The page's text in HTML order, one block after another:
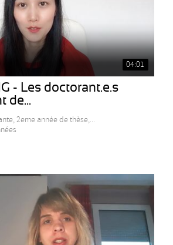
04:01
- Les doctorant.e.s
de...
2eme année de thèse,...